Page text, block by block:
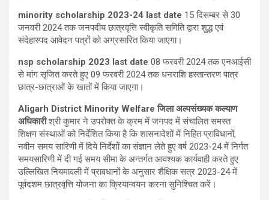
minority scholarship 2023-24 last date 15दिसम्बर से30
जनवरी2024तक जनपदीय छात्रवृत्ति स्वीकृति समिति द्वारा शुद्ध एवं
संदेहास्पद आवेदन पत्रों को अग्रसारित किया जाएगा।
nsp scholarship 2023 last date 08 फरवरी2024तक एनआईसी
से मांग सृजित करते हुए 09 फरवरी2024तक धनराशि हस्तान्तरण पात्र
छात्र-छात्राओं के खातों में किया जाएगा।
Aligarh District Minority Welfareजिला अल्पसंख्यक कल्याण
अधिकारीश्री कुमार ने उपरोक्त के क्रम में जनपद में संचालित समस्त
शिक्षण संस्थाओं को निर्देशित किया है कि शासनादेशों में निहित प्राविधानों,
नवीन समय सारिणी में दिये निर्देशों का संज्ञान लेते हुए वर्ष2023-24में निर्गत
समयसारिणी में दी गई समय सीमा के अन्तर्गत आवश्यक कार्यवाही करते हुए
उल्लिखित नियमावली में प्रावधानों के अनुसार शैक्षिक सत्र 2023-24में
पूर्वदशम छात्रवृत्ति योजना का क्रियान्वयन करना सुनिश्चित करें।